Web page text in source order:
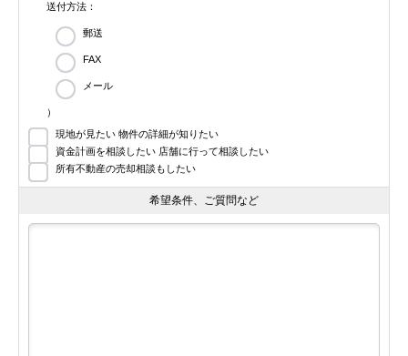
送付方法：
郵送
FAX
メール
）
現地が見たい 物件の詳細が知りたい
資金計画を相談したい 店舗に行って相談したい
所有不動産の売却相談もしたい
希望条件、ご質問など